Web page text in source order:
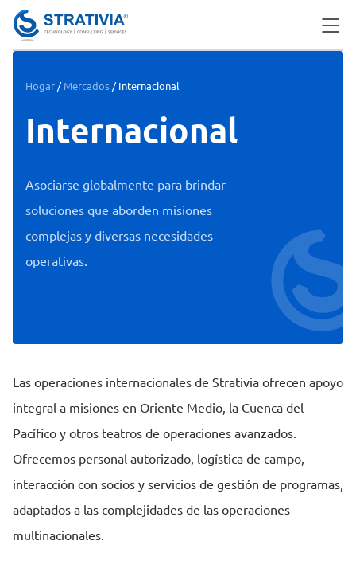
content
Hogar / Mercados / Internacional
Internacional
Asociarse globalmente para brindar
soluciones que aborden misiones
complejas y diversas necesidades
operativas.
Las operaciones internacionales de Strativia ofrecen apoyo
integral a misiones en Oriente Medio, la Cuenca del
Pacífico y otros teatros de operaciones avanzados.
Ofrecemos personal autorizado, logística de campo,
interacción con socios y servicios de gestión de programas,
adaptados a las complejidades de las operaciones
multinacionales.